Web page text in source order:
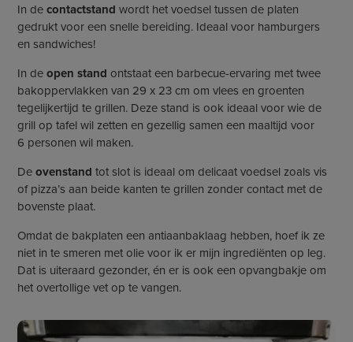
In decontactstand wordt het voedsel tussen de platen
gedrukt voor een snelle bereiding. Ideaal voor hamburgers
en sandwiches!
In deopen stand ontstaat een barbecue-ervaring met twee
bakoppervlakken van 29 x 23 cm om vlees en groenten
tegelijkertijd te grillen. Deze stand is ook ideaal voor wie de
grill op tafel wil zetten en gezellig samen een maaltijd voor
6 personen wil maken.
Deovenstand tot slot is ideaal om delicaat voedsel zoals vis
of pizza’s aan beide kanten te grillen zonder contact met de
bovenste plaat.
Omdat de bakplaten een antiaanbaklaag hebben, hoef ik ze
niet in te smeren met olie voor ik er mijn ingrediënten op leg.
Dat is uiteraard gezonder, én er is ook een opvangbakje om
het overtollige vet op te vangen.